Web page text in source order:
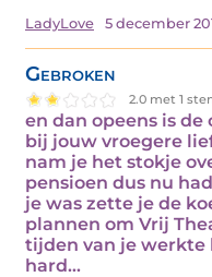
LadyLove 5 december
Gebroken
2.0 met 1
en dan opeens is
bij jouw vroegere
nam je het stokje
pensioen dus nu
je was zette je de
plannen om Vrij
tijden van je werkte
hard…